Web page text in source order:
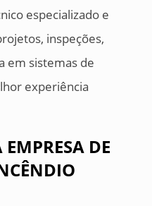
especializado e
inspeções,
em sistemas de
experiência
DE